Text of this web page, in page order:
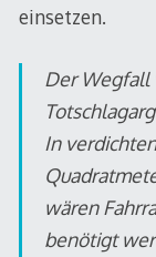
einsetzen.
Der Wegfall
In
wären
benötigt